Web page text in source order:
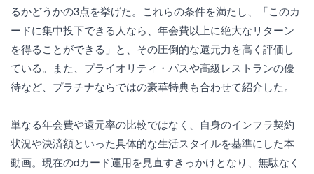
るかどうかの3点を挙げた。これらの条件を満たし、「このカ
ードに集中投下できる人なら、年会費以上に絶大なリターン
を得ることができる」と、その圧倒的な還元力を高く評価し
ている。また、プライオリティ・パスや高級レストランの優
待など、プラチナならではの豪華特典も合わせて紹介した。
単なる年会費や還元率の比較ではなく、自身のインフラ契約
状況や決済額といった具体的な生活スタイルを基準にした本
動画。現在のdカード運用を見直すきっかけとなり、無駄なく